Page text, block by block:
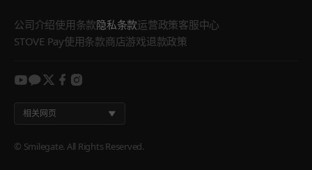
公司介绍使用条款隐私条款运营政策客服中心
STOVE Pay使用条款商店游戏退款政策
youtube
kakao
twitter
facebook
instagram
相关网页
© Smilegate. All Rights Reserved.